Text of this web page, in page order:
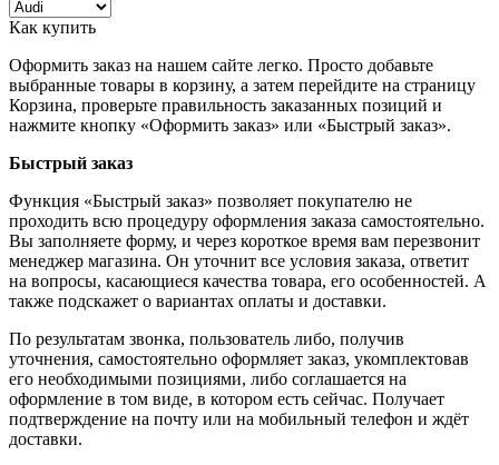
Как купить
Оформить заказ на нашем сайте легко. Просто добавьте
выбранные товары в корзину, а затем перейдите на страницу
Корзина, проверьте правильность заказанных позиций и
нажмите кнопку «Оформить заказ» или «Быстрый заказ».
Быстрый заказ
Функция «Быстрый заказ» позволяет покупателю не
проходить всю процедуру оформления заказа самостоятельно.
Вы заполняете форму, и через короткое время вам перезвонит
менеджер магазина. Он уточнит все условия заказа, ответит
на вопросы, касающиеся качества товара, его особенностей. А
также подскажет о вариантах оплаты и доставки.
По результатам звонка, пользователь либо, получив
уточнения, самостоятельно оформляет заказ, укомплектовав
его необходимыми позициями, либо соглашается на
оформление в том виде, в котором есть сейчас. Получает
подтверждение на почту или на мобильный телефон и ждёт
доставки.